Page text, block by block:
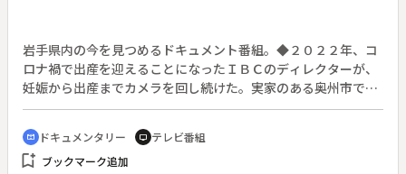
物語を広島から届ける。
岩手県内の今を見つめるドキュメント番組。◆２０２２年、コ
ロナ禍で出産を迎えることになったＩＢＣのディレクターが、
妊娠から出産までカメラを回し続けた。実家のある奥州市では
分娩施設は閉鎖し、３０キロ近く離れた隣町での出産を決意す
るが、妊婦検診、突発的な体調の変化など、不安が付きまと
う。医療現場、看護や福祉、行政ができることは何か、出産を
経験した人々への取材やインタビューを通して、周産期医療の
cinematic_blur ドキュメンタリー tv テレビ番組
bookmark_add ブックマーク追加